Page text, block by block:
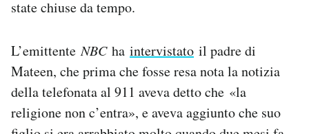
state chiuse da tempo.
L’emittenteNBCha intervistato il padre di
Mateen, che prima che fosse resa nota la notizia
della telefonata al 911 aveva detto che «la
religione non c’entra», e aveva aggiunto che suo